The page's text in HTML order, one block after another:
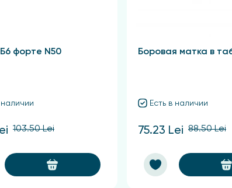
форте N50
наличии
103.50 Lei
Боровая матка в
Есть в наличии
75.23 Lei 88.50 Lei